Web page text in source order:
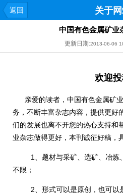
返回 关于
中国有色金属矿业
更新日期:2013-06-06
欢迎
亲爱的读者，中国有色金属矿业
务，不断丰富杂志内容，提供更好
们的发展也离不开您的热心支持和
业杂志做得更好，本刊诚征好稿，
1、题材与采矿、选矿、冶炼
不限；
2、形式可以是原创，也可以是